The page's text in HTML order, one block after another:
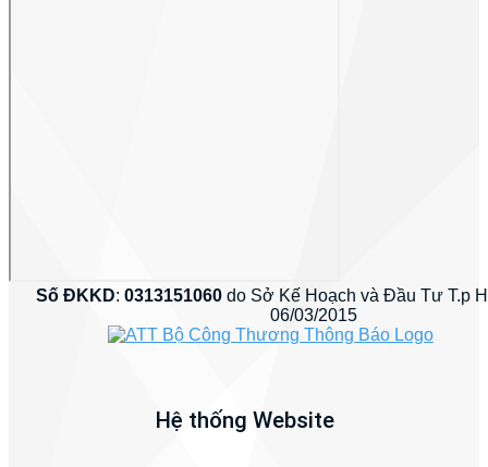
Số ĐKKD:0313151060 do Sở Kế Hoạch và Đầu Tư T.p
06/03/2015
Hệ thống Website